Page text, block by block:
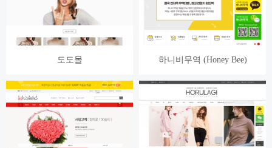
도도몰 하니비무역 (Honey Bee)